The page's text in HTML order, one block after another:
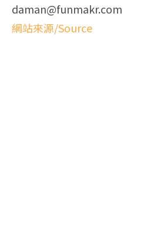
daman@funmakr.com
網站來源/Source